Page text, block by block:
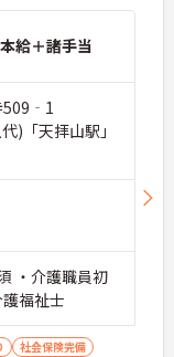
給＋諸手当
509‐1
)「天拝山駅」
・介護職員初
福祉士
社会保険完備